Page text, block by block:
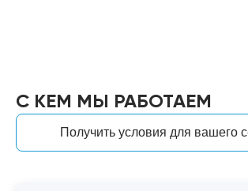
С КЕМ МЫ РАБОТАЕМ
Получить условия для вашего